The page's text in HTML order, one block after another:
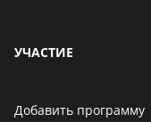
УЧАСТИЕ
Добавить программу